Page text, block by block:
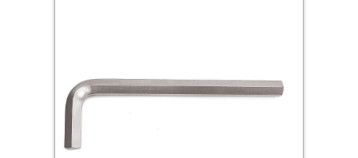
Заклепки (Гайки-Заклепки)
Инструмент